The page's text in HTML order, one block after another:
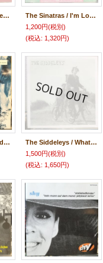
The Telescopes / Precious Little
The Sinatras / I'm Lonely
1,200円(税別)
(税込: 1,320円)
Tim Finn / No Thunder, No Fire, No Rain
The Siddeleys / What Went Wrong This Time?
1,500円(税別)
(税込: 1,650円)